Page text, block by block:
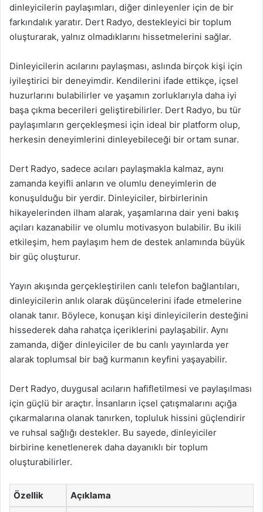
dinleyicilerin paylaşımları, diğer dinleyenler için de bir
farkındalık yaratır. Dert Radyo, destekleyici bir toplum
oluşturarak, yalnız olmadıklarını hissetmelerini sağlar.
Dinleyicilerin acılarını paylaşması, aslında birçok kişi için
iyileştirici bir deneyimdir. Kendilerini ifade ettikçe, içsel
huzurlarını bulabilirler ve yaşamın zorluklarıyla daha iyi
başa çıkma becerileri geliştirebilirler. Dert Radyo, bu tür
paylaşımların gerçekleşmesi için ideal bir platform olup,
herkesin deneyimlerini dinleyebileceği bir ortam sunar.
Dert Radyo, sadece acıları paylaşmakla kalmaz, aynı
zamanda keyifli anların ve olumlu deneyimlerin de
konuşulduğu bir yerdir. Dinleyiciler, birbirlerinin
hikayelerinden ilham alarak, yaşamlarına dair yeni bakış
açıları kazanabilir ve olumlu motivasyon bulabilir. Bu ikili
etkileşim, hem paylaşım hem de destek anlamında büyük
bir güç oluşturur.
Yayın akışında gerçekleştirilen canlı telefon bağlantıları,
dinleyicilerin anlık olarak düşüncelerini ifade etmelerine
olanak tanır. Böylece, konuşan kişi dinleyicilerin desteğini
hissederek daha rahatça içeriklerini paylaşabilir. Aynı
zamanda, diğer dinleyiciler de bu canlı yayınlarda yer
alarak toplumsal bir bağ kurmanın keyfini yaşayabilir.
Dert Radyo, duygusal acıların hafifletilmesi ve paylaşılması
için güçlü bir araçtır. İnsanların içsel çatışmalarını açığa
çıkarmalarına olanak tanırken, topluluk hissini güçlendirir
ve ruhsal sağlığı destekler. Bu sayede, dinleyiciler
birbirine kenetlenerek daha dayanıklı bir toplum
oluşturabilirler.
Özellik Açıklama